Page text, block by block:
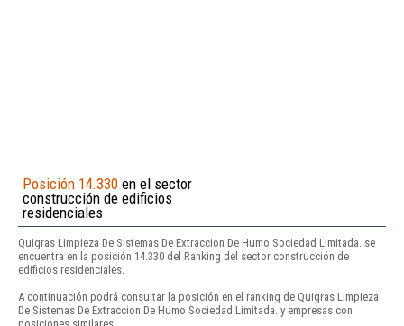
Posición 14.330 en el sector
construcción de edificios
residenciales
Quigras Limpieza De Sistemas De Extraccion De Humo Sociedad Limitada. se
encuentra en la posición 14.330 del Ranking del sector construcción de
edificios residenciales.
A continuación podrá consultar la posición en el ranking de Quigras Limpieza
De Sistemas De Extraccion De Humo Sociedad Limitada. y empresas con